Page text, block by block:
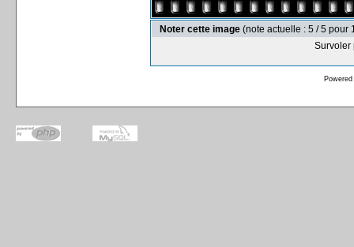
Noter cette image (note actuelle : 5 / 5 pour
Survoler